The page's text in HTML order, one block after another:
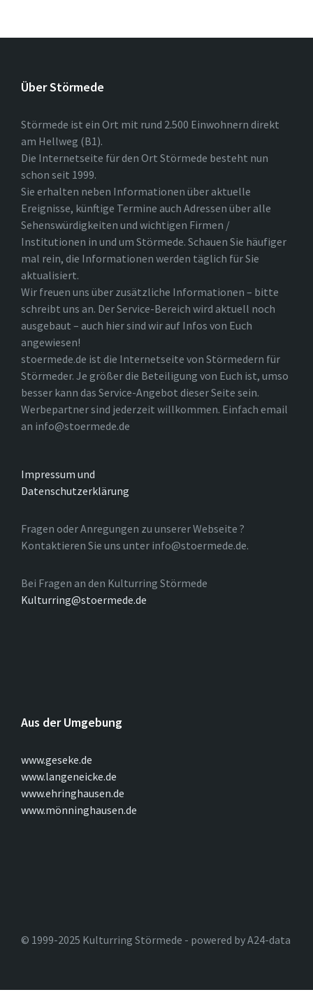
Über Störmede
Störmede ist ein Ort mit rund 2.500 Einwohnern direkt
am Hellweg (B1).
Die Internetseite für den Ort Störmede besteht nun
schon seit 1999.
Sie erhalten neben Informationen über aktuelle
Ereignisse, künftige Termine auch Adressen über alle
Sehenswürdigkeiten und wichtigen Firmen /
Institutionen in und um Störmede. Schauen Sie häufiger
mal rein, die Informationen werden täglich für Sie
aktualisiert.
Wir freuen uns über zusätzliche Informationen – bitte
schreibt uns an. Der Service-Bereich wird aktuell noch
ausgebaut – auch hier sind wir auf Infos von Euch
angewiesen!
stoermede.de ist die Internetseite von Störmedern für
Störmeder. Je größer die Beteiligung von Euch ist, umso
besser kann das Service-Angebot dieser Seite sein.
Werbepartner sind jederzeit willkommen. Einfach email
an info@stoermede.de
Impressum und
Datenschutzerklärung
Fragen oder Anregungen zu unserer Webseite ?
Kontaktieren Sie uns unter info@stoermede.de.
Bei Fragen an den Kulturring Störmede
Kulturring@stoermede.de
Aus der Umgebung
www.geseke.de
www.langeneicke.de
www.ehringhausen.de
www.mönninghausen.de
© 1999-2025 Kulturring Störmede - powered by A24-data